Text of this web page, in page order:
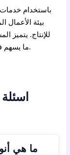
باستخدام
بيئة الأعمال
للإنتاج. يتميز
ما يسهم في تعزيز كفاءة الإنتاج وتحسين جودة المنتجات.
ما هي